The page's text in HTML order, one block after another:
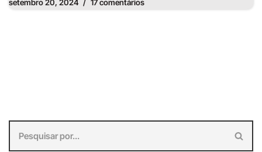
setembro 20, 2024 17 comentários